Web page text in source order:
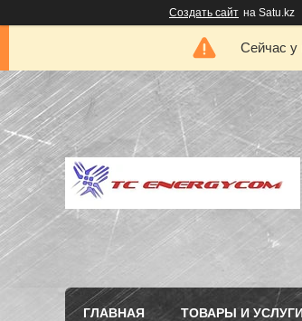
Создать сайт на Satu.kz
Сейчас у
ГЛАВНАЯ ТОВАРЫ И